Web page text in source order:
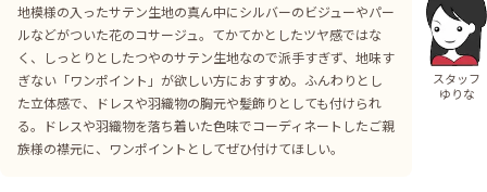
地模様の入ったサテン生地の真ん中にシルバーのビジューやパー
ルなどがついた花のコサージュ。てかてかとしたツヤ感ではな
く、しっとりとしたつやのサテン生地なので派手すぎず、地味す
ぎない「ワンポイント」が欲しい方におすすめ。ふんわりとし
た立体感で、ドレスや羽織物の胸元や髪飾りとしても付けられ
る。ドレスや羽織物を落ち着いた色味でコーディネートしたご親
族様の襟元に、ワンポイントとしてぜひ付けてほしい。
スタッフ
ゆりな